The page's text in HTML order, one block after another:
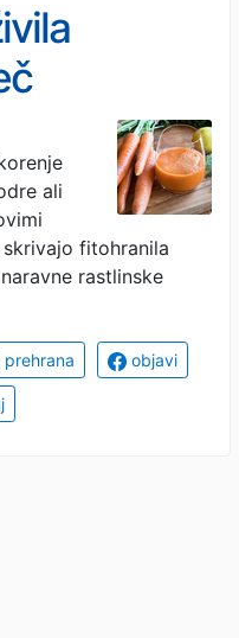
ali
fitohranila
rastlinske
prehrana objavi